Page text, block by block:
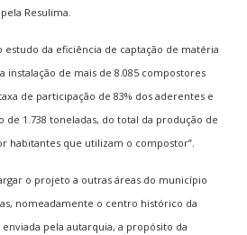
Resulima.
estudo da eficiência de captação de matéria
instalação de mais de 8.085 compostores
de participação de 83% dos aderentes e
1.738 toneladas, do total da produção de
habitantes que utilizam o compostor”.
o projeto a outras áreas do município
nomeadamente o centro histórico da
pela autarquia, a propósito da